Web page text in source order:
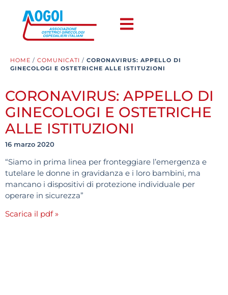
HOME / COMUNICATI / CORONAVIRUS: APPELLO DI
GINECOLOGI E OSTETRICHE ALLE ISTITUZIONI
CORONAVIRUS: APPELLO DI
GINECOLOGI E OSTETRICHE
ALLE ISTITUZIONI
16 marzo 2020
“Siamo in prima linea per fronteggiare l’emergenza e
tutelare le donne in gravidanza e i loro bambini, ma
mancano i dispositivi di protezione individuale per
operare in sicurezza”
Scarica il pdf »